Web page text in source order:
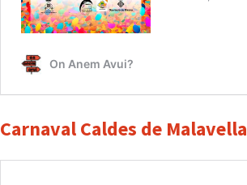
Carnaval Caldes de Malavella